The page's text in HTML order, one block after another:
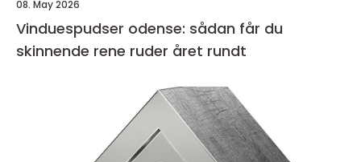
08. May 2026
Vinduespudser odense: sådan får du
skinnende rene ruder året rundt